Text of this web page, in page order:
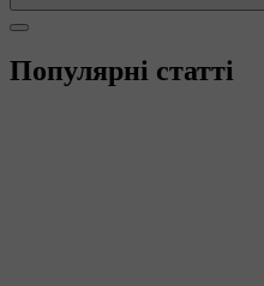
Популярні статті